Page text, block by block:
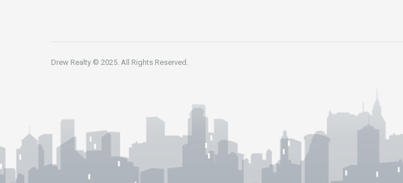
Drew Realty © 2025. All Rights Reserved.